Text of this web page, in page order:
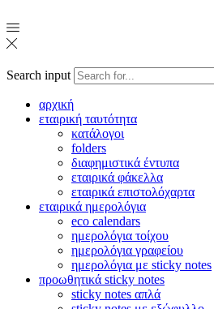
Search input
αρχική
εταιρική ταυτότητα
κατάλογοι
folders
διαφημιστικά έντυπα
εταιρικά φάκελλα
εταιρικά επιστολόχαρτα
εταιρικά ημερολόγια
eco calendars
ημερολόγια τοίχου
ημερολόγια γραφείου
ημερολόγια με sticky notes
προωθητικά sticky notes
sticky notes απλά